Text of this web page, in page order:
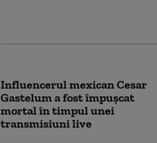
Influencerul mexican Cesar
Gastelum a fost împuşcat
mortal în timpul unei
transmisiuni live